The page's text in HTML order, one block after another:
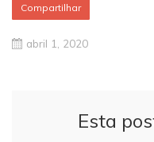
Compartilhar
abril 1, 2020
Esta